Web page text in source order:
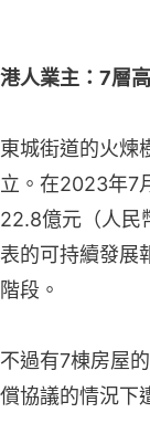
不過有7棟房屋
年過6旬的港人
港打拼，1995
（約5920呎）
取租金2萬元。